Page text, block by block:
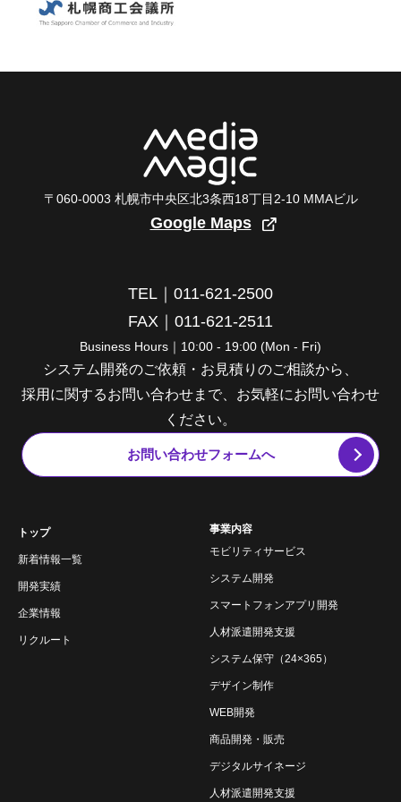
〒060-0003 札幌市中央区北3条西18丁目2-10 MMAビル
Google Maps
TEL｜011-621-2500
FAX｜011-621-2511
Business Hours｜10:00 - 19:00 (Mon - Fri)
システム開発のご依頼・お見積りのご相談から、
採用に関するお問い合わせまで、お気軽にお問い合わせ
ください。
お問い合わせフォームへ
トップ
新着情報一覧
開発実績
企業情報
リクルート
事業内容
モビリティサービス
システム開発
スマートフォンアプリ開発
人材派遣開発支援
システム保守（24×365）
デザイン制作
WEB開発
商品開発・販売
デジタルサイネージ
人材派遣開発支援